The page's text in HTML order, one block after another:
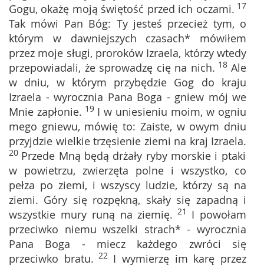
Gogu, okażę moją świętość przed ich oczami. 17
Tak mówi Pan Bóg: Ty jesteś przecież tym, o
którym w dawniejszych czasach* mówiłem
przez moje sługi, proroków Izraela, którzy wtedy
przepowiadali, że sprowadzę cię na nich. 18 Ale
w dniu, w którym przybędzie Gog do kraju
Izraela - wyrocznia Pana Boga - gniew mój we
Mnie zapłonie. 19 I w uniesieniu moim, w ogniu
mego gniewu, mówię to: Zaiste, w owym dniu
przyjdzie wielkie trzęsienie ziemi na kraj Izraela.
20 Przede Mną będą drżały ryby morskie i ptaki
w powietrzu, zwierzęta polne i wszystko, co
pełza po ziemi, i wszyscy ludzie, którzy są na
ziemi. Góry się rozpękną, skały się zapadną i
wszystkie mury runą na ziemię. 21 I powołam
przeciwko niemu wszelki strach* - wyrocznia
Pana Boga - miecz każdego zwróci się
przeciwko bratu. 22 I wymierzę im karę przez